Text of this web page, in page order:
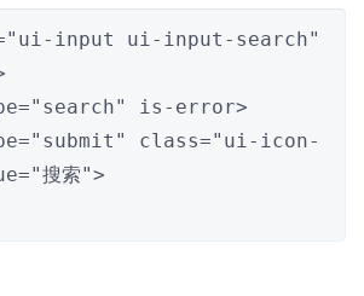
input ui-input-search"
搜索">